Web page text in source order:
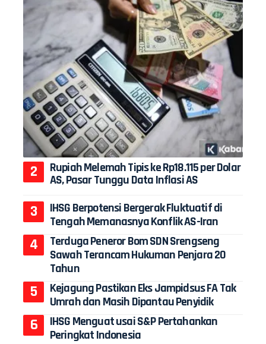
Rupiah Melemah Tipis ke Rp18.115 per Dolar
AS, Pasar Tunggu Data Inflasi AS
IHSG Berpotensi Bergerak Fluktuatif di
Tengah Memanasnya Konflik AS-Iran
Terduga Peneror Bom SDN Srengseng
Sawah Terancam Hukuman Penjara 20
Tahun
Kejagung Pastikan Eks Jampidsus FA Tak
Umrah dan Masih Dipantau Penyidik
IHSG Menguat usai S&P Pertahankan
Peringkat Indonesia